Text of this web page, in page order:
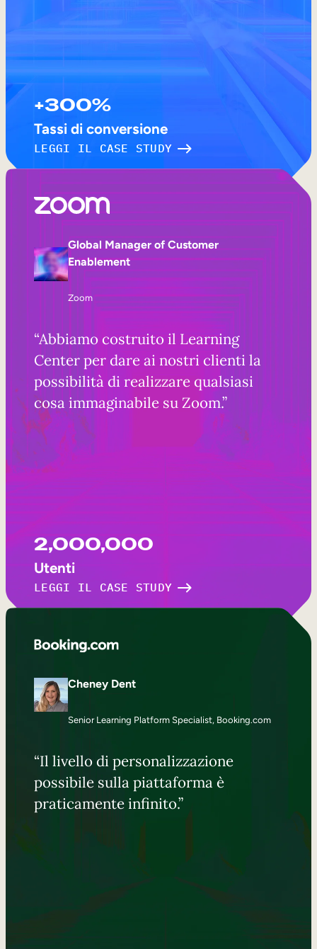
+300%
Tassi di conversione
LEGGI IL CASE STUDY
Global Manager of Customer
Enablement
Zoom
“Abbiamo costruito il Learning
Center per dare ai nostri clienti la
possibilità di realizzare qualsiasi
cosa immaginabile su Zoom.”
2,000,000
Utenti
LEGGI IL CASE STUDY
Cheney Dent
Senior Learning Platform Specialist, Booking.com
“Il livello di personalizzazione
possibile sulla piattaforma è
praticamente infinito.”